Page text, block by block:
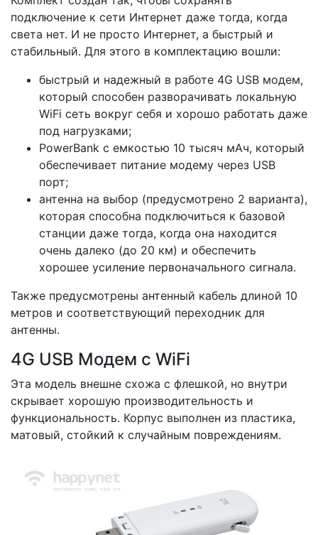
подключение к сети Интернет даже тогда, когда
света нет. И не просто Интернет, а быстрый и
стабильный. Для этого в комплектацию вошли:
быстрый и надежный в работе 4G USB модем,
который способен разворачивать локальную
WiFi сеть вокруг себя и хорошо работать даже
под нагрузками;
PowerBank с емкостью 10 тысяч мАч, который
обеспечивает питание модему через USB
порт;
антенна на выбор (предусмотрено 2 варианта),
которая способна подключиться к базовой
станции даже тогда, когда она находится
очень далеко (до 20 км) и обеспечить
хорошее усиление первоначального сигнала.
Также предусмотрены антенный кабель длиной 10
метров и соответствующий переходник для
антенны.
4G USB Модем с WiFi
Эта модель внешне схожа с флешкой, но внутри
скрывает хорошую производительность и
функциональность. Корпус выполнен из пластика,
матовый, стойкий к случайным повреждениям.